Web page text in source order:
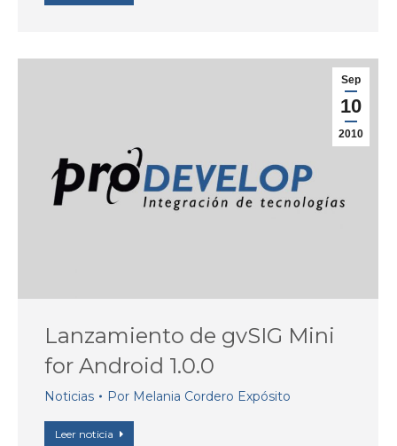
Sep
10
2010
Lanzamiento de gvSIG Mini
for Android 1.0.0
Noticias Por Melania Cordero Expósito
Leer noticia